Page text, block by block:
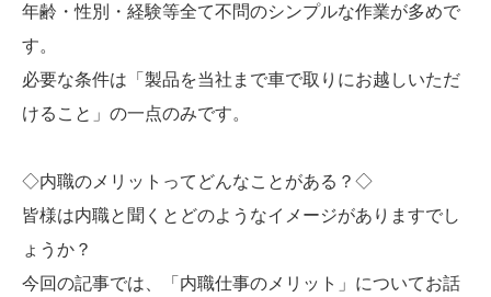
年齢・性別・経験等全て不問のシンプルな作業が多めで
す。
必要な条件は「製品を当社まで車で取りにお越しいただ
けること」の一点のみです。
◇内職のメリットってどんなことがある？◇
皆様は内職と聞くとどのようなイメージがありますでし
ょうか？
今回の記事では、「内職仕事のメリット」についてお話